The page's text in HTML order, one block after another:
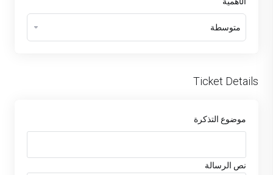
متوسطة
Ticket Details
موضوع التذكرة
نص الرسالة